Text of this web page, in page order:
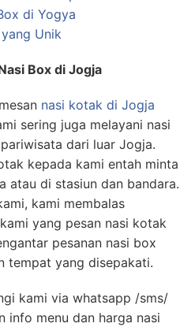
Box di Jogja
nasi kotak di Jogja
sering juga melayani nasi
dari luar Jogja.
kepada kami entah minta
atau di stasiun dan bandara.
kami membalas
yang pesan nasi kotak
pesanan nasi box
tempat yang disepakati.
kami via whatsapp /sms/
info menu dan harga nasi